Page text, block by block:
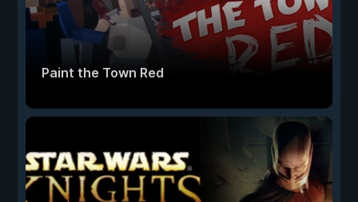
Paint the Town Red